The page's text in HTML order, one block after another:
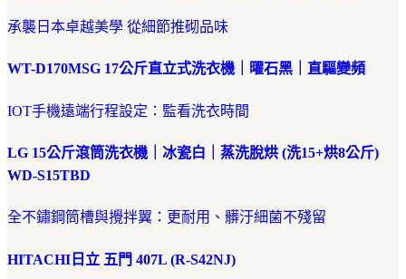
承襲日本卓越美學 從細節推砌品味
WT-D170MSG 17公斤直立式洗衣機｜曜石黑｜直驅變頻
IOT手機遠端行程設定：監看洗衣時間
LG 15公斤滾筒洗衣機｜冰瓷白｜蒸洗脫烘 (洗15+烘8公斤)
WD-S15TBD
全不鏽鋼筒槽與攪拌翼：更耐用、髒汙細菌不殘留
HITACHI日立 五門 407L (R-S42NJ)